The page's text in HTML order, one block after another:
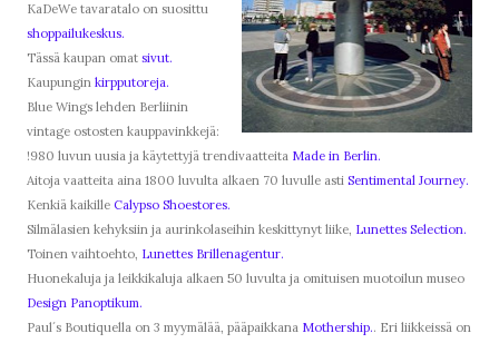
KaDeWe tavaratalo on suosittu
shoppailukeskus.
Tässä kaupan omat sivut.
Kaupungin kirpputoreja.
Blue Wings lehden Berliinin
vintage ostosten kauppavinkkejä:
!980 luvun uusia ja käytettyjä trendivaatteita Made in Berlin.
Aitoja vaatteita aina 1800 luvulta alkaen 70 luvulle asti Sentimental Journey.
Kenkiä kaikille Calypso Shoestores.
Silmälasien kehyksiin ja aurinkolaseihin keskittynyt liike, Lunettes Selection.
Toinen vaihtoehto, Lunettes Brillenagentur.
Huonekaluja ja leikkikaluja alkaen 50 luvulta ja omituisen muotoilun museo
Design Panoptikum.
Paul´s Boutiquella on 3 myymälää, pääpaikkana Mothership.. Eri liikkeissä on